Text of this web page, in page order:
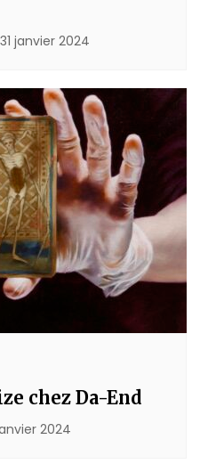
31 janvier 2024
chez Da-End
2024